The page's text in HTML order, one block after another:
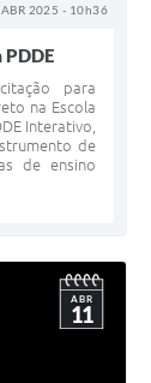
2025 - 10h36
para
na Escola
Interativo,
de
de ensino
ABR
11